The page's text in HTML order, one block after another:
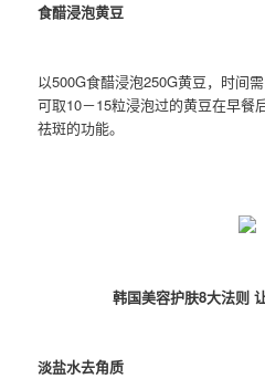
食醋浸泡黄豆
以500G食醋浸泡250G黄豆，时间
可取10－15粒浸泡过的黄豆在早餐
祛斑的功能。
韩国美容护肤8大法则
淡盐水去角质